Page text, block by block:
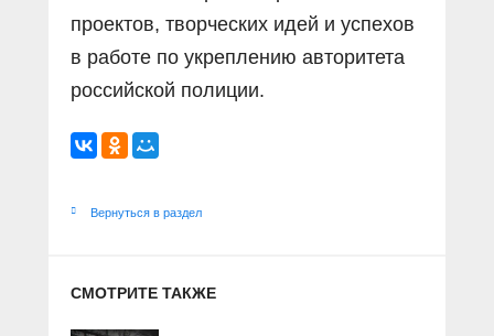
проектов, творческих идей и успехов
в работе по укреплению авторитета
российской полиции.
Вернуться в раздел
СМОТРИТЕ ТАКЖЕ